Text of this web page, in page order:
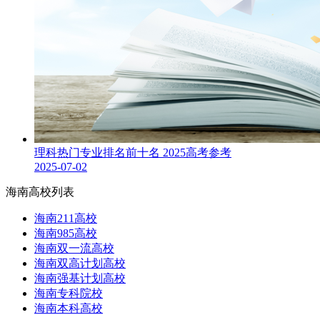
理科热门专业排名前十名 2025高考参考
2025-07-02
海南高校列表
海南211高校
海南985高校
海南双一流高校
海南双高计划高校
海南强基计划高校
海南专科院校
海南本科高校